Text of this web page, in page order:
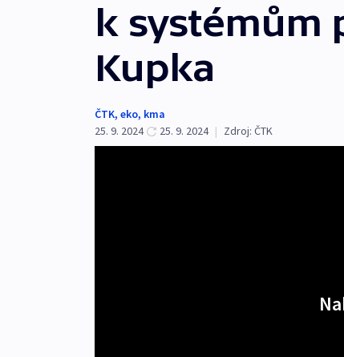
k systémům
Kupka
ČTK, eko, kma
25. 9. 2024
25. 9. 2024 | Zdroj: ČTK